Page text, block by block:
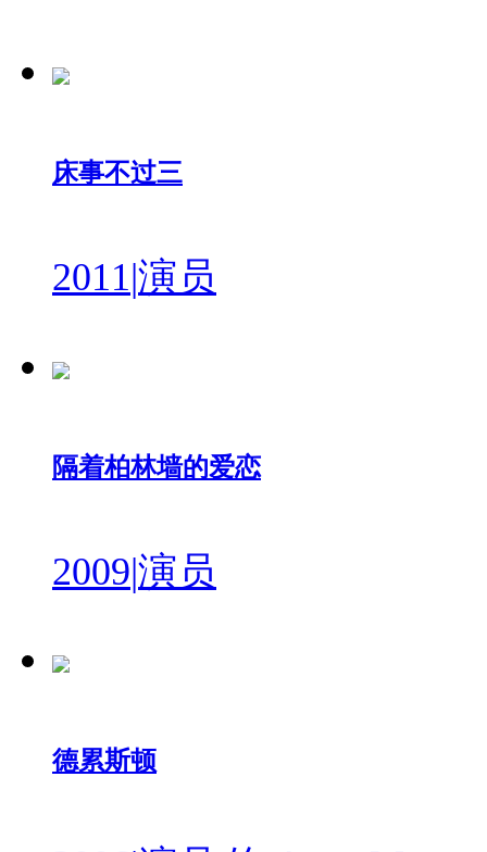
床事不过三
2011|演员
隔着柏林墙的爱恋
2009|演员
德累斯顿